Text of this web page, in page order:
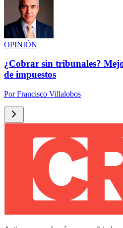
OPINIÓN
¿Cobrar sin tribunales?
de impuestos
PorFrancisco Villalobos